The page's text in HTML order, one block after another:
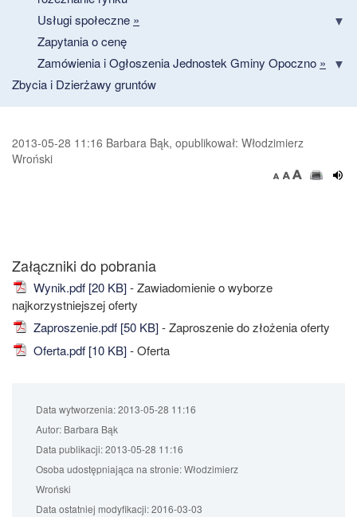
Usługi społeczne »
Zapytania o cenę
Zamówienia i Ogłoszenia Jednostek Gminy Opoczno »
Zbycia i Dzierżawy gruntów
2013-05-28 11:16 Barbara Bąk, opublikował: Włodzimierz
Wroński
Załączniki do pobrania
Wynik.pdf [20 KB]- Zawiadomienie o wyborze
najkorzystniejszej oferty
Zaproszenie.pdf [50 KB]- Zaproszenie do złożenia oferty
Oferta.pdf [10 KB]- Oferta
Data wytworzenia:2013-05-28 11:16
Autor: Barbara Bąk
Data publikacji:2013-05-28 11:16
Osoba udostępniająca na stronie:Włodzimierz
Wroński
Data ostatniej modyfikacji:2016-03-03